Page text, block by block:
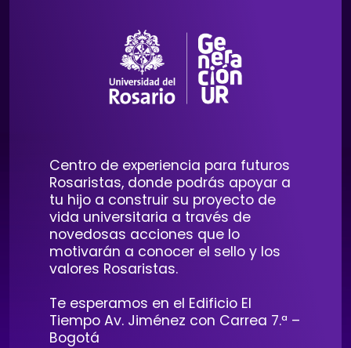
Centro de experiencia para futuros
Rosaristas, donde podrás apoyar a
tu hijo a construir su proyecto de
vida universitaria a través de
novedosas acciones que lo
motivarán a conocer el sello y los
valores Rosaristas.
Te esperamos en el Edificio El
Tiempo Av. Jiménez con Carrea 7.ª –
Bogotá